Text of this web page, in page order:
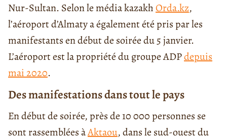
Nur-Sultan. Selon le média kazakhOrda.kz,
l’aéroport d’Almaty a également été pris par les
manifestants en début de soirée du 5 janvier.
L’aéroport est la propriété du groupe ADPdepuis
mai 2020.
Des manifestations dans tout le pays
En début de soirée, près de 10 000 personnes se
sont rassemblées àAktaou, dans le sud-ouest du